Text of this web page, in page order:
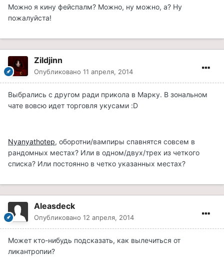
Можно я кину фейспалм? Можно, ну можно, а? Ну
пожалуйста!
Zildjinn
Опубликовано 11 апреля, 2014
Выбрались с другом ради прикола в Марку. В зональном
чате вовсю идет торговля укусами :D
Nyanyathotep, оборотни/вампиры спавнятся совсем в
рандомных местах? Или в одном/двух/трех из четкого
списка? Или постоянно в четко указанных местах?
Aleasdeck
Опубликовано 12 апреля, 2014
Может кто-нибудь подсказать, как вылечиться от
ликантропии?